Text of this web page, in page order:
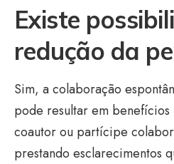
Existe
redução da
Sim, a colaboração
pode resultar em
coautor ou partícipe
prestando esclarecimentos